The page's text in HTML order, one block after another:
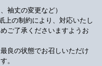
袖丈の変更など）
上の制約により、対応いたし
ご了承くださいますようお
良の状態でお召しいただけ
。